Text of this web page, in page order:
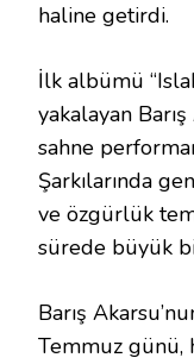
haline getirdi.
İlk albümü
yakalayan
sahne
Şarkılarında
ve özgürlük
sürede büyük
Barış
Temmuz günü,